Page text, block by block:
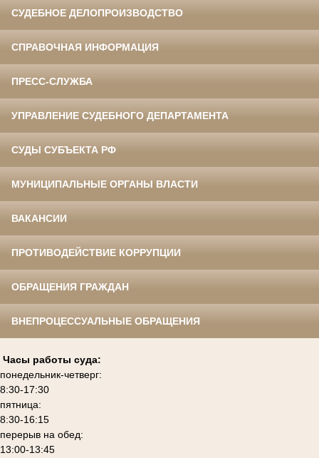
СУДЕБНОЕ ДЕЛОПРОИЗВОДСТВО
СПРАВОЧНАЯ ИНФОРМАЦИЯ
ПРЕСС-СЛУЖБА
УПРАВЛЕНИЕ СУДЕБНОГО ДЕПАРТАМЕНТА
СУДЫ СУБЪЕКТА РФ
МУНИЦИПАЛЬНЫЕ ОРГАНЫ ВЛАСТИ
ВАКАНСИИ
ПРОТИВОДЕЙСТВИЕ КОРРУПЦИИ
ОБРАЩЕНИЯ ГРАЖДАН
ВНЕПРОЦЕССУАЛЬНЫЕ ОБРАЩЕНИЯ
Часы работы суда:
понедельник-четверг:
8:30-17:30
пятница:
8:30-16:15
перерыв на обед:
13:00-13:45